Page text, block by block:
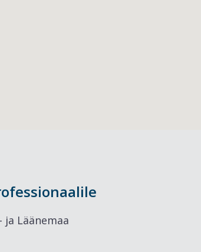
ja Läänemaa